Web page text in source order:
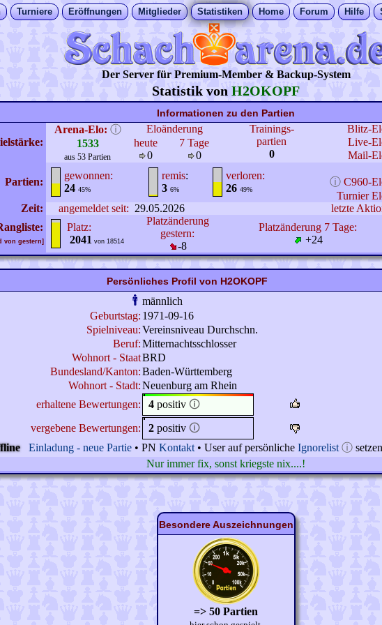
Turniere Eröffnungen Mitglieder Statistiken Home Forum Hilfe
Der Server für Premium-Member & Backup-System
Statistik von H2OKOPF
Informationen zu den Partien
Arena-Elo: ⓘ
1533
aus 53 Partien
Eloänderung
Trainings-
partien
0
Blitz-
heute
0
7 Tage
0
Live-
Mail-
Partien:
gewonnen:
24 45%
remis:
3 6%
verloren:
26 49%
ⓘ C960-
Turnier
Zeit:
angemeldet seit: 29.05.2026
letzte
von gestern]
Platz:
2041 von 18514
Platzänderung
gestern:
-8
Platzänderung 7 Tage:
+24
Persönliches Profil von H2OKOPF
männlich
Geburtstag: 1971-09-16
Spielniveau:Vereinsniveau Durchschn.
Beruf:Mitternachtsschlosser
Wohnort - StaatBRD
Bundesland/Kanton:Baden-Württemberg
Wohnort - Stadt:Neuenburg am Rhein
erhaltene Bewertungen:
4 positiv 🛈
vergebene Bewertungen:
2 positiv 🛈
Einladung - neue Partie • PN Kontakt • User auf persönliche Ignorelist ⓘ setzen
Nur immer fix, sonst kriegste nix....!
Besondere Auszeichnungen
=> 50 Partien